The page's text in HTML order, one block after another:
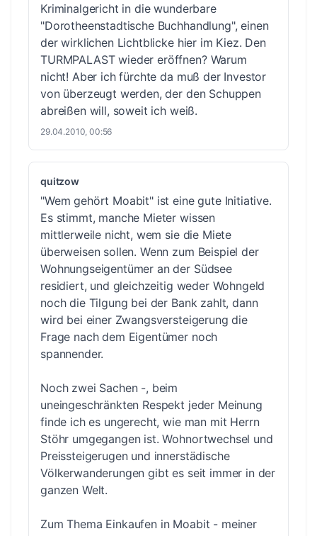
Kriminalgericht in die wunderbare
"Dorotheenstadtische Buchhandlung", einen
der wirklichen Lichtblicke hier im Kiez. Den
TURMPALAST wieder eröffnen? Warum
nicht! Aber ich fürchte da muß der Investor
von überzeugt werden, der den Schuppen
abreißen will, soweit ich weiß.
29.04.2010, 00:56
quitzow
"Wem gehört Moabit" ist eine gute Initiative.
Es stimmt, manche Mieter wissen
mittlerweile nicht, wem sie die Miete
überweisen sollen. Wenn zum Beispiel der
Wohnungseigentümer an der Südsee
residiert, und gleichzeitig weder Wohngeld
noch die Tilgung bei der Bank zahlt, dann
wird bei einer Zwangsversteigerung die
Frage nach dem Eigentümer noch
spannender.
Noch zwei Sachen -, beim
uneingeschränkten Respekt jeder Meinung
finde ich es ungerecht, wie man mit Herrn
Stöhr umgegangen ist. Wohnortwechsel und
Preissteigerugen und innerstädische
Völkerwanderungen gibt es seit immer in der
ganzen Welt.
Zum Thema Einkaufen in Moabit - meiner